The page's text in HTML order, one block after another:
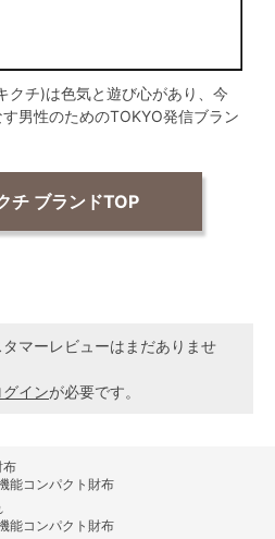
クチ)は色気と遊び心があり、今
男性のためのTOKYO発信ブラン
チ ブランドTOP
マーレビューはまだありませ
グインが必要です。
布
能コンパクト財布
能コンパクト財布